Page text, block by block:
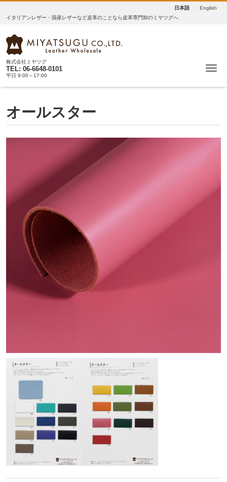
日本語
English
イタリアンレザー・国産レザーなど皮革のことなら皮革専門卸のミヤツグへ
株式会社ミヤツグ
TEL: 06-6648-0101
平日 9:00～17:00
オールスター